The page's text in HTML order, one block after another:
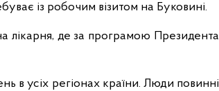
із робочим візитом на Буковині.
лікарня, де за програмою Президента
в усіх регіонах країни. Люди повинні